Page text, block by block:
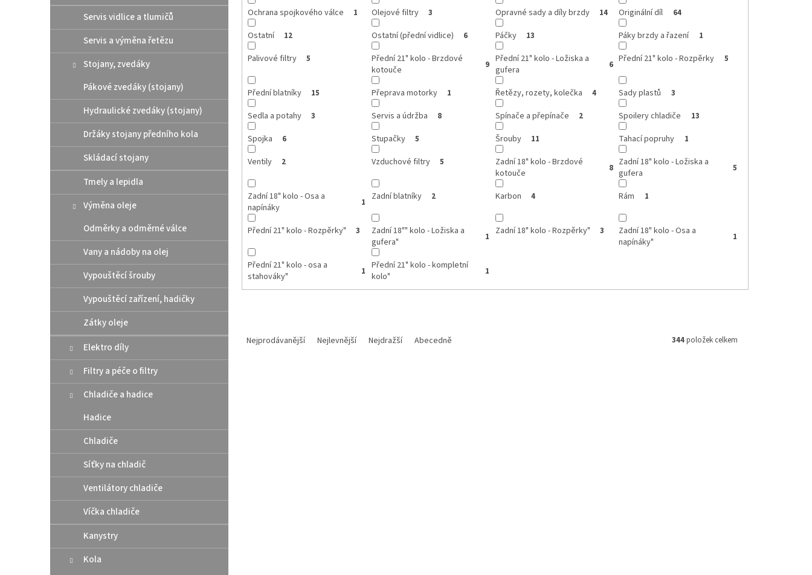
Servis vidlice a tlumičů
Servis a výměna řetězu
Stojany, zvedáky
Pákové zvedáky (stojany)
Hydraulické zvedáky (stojany)
Držáky stojany předního kola
Skládací stojany
Tmely a lepidla
Výměna oleje
Odměrky a odměrné válce
Vany a nádoby na olej
Vypouštěcí šrouby
Vypouštěcí zařízení, hadičky
Zátky oleje
Elektro díly
Filtry a péče o filtry
Chladiče a hadice
Hadice
Chladiče
Síťky na chladič
Ventilátory chladiče
Víčka chladiče
Kanystry
Kola
Ochrana spojkového válce 1 Olejové filtry 3 Opravné sady a díly brzdy 14 Originální díl 64
Ostatní 12 Ostatní (přední vidlice) 6 Páčky 13 Páky brzdy a řazení 1
Palivové filtry 5
Přední 21" kolo - Brzdové
kotouče
9 Přední 21" kolo - Ložiska a
gufera
6 Přední 21" kolo - Rozpěrky 5
Přední blatníky 15 Přeprava motorky 1 Řetězy, rozety, kolečka 4 Sady plastů 3
Sedla a potahy 3 Servis a údržba 8 Spínače a přepínače 2 Spoilery chladiče 13
Spojka 6 Stupačky 5 Šrouby 11 Tahací popruhy 1
Ventily 2 Vzduchové filtry 5
Zadní 18" kolo - Brzdové
kotouče
8 Zadní 18" kolo - Ložiska a
gufera
5
Zadní 18" kolo - Osa a
napínáky
1 Zadní blatníky 2 Karbon 4 Rám 1
Přední 21" kolo - Rozpěrky" 3
Zadní 18"" kolo - Ložiska a
gufera"
1 Zadní 18" kolo - Rozpěrky" 3
Zadní 18" kolo - Osa a
napínáky"
1
Přední 21" kolo - osa a
stahováky"
1
Přední 21" kolo - kompletní
kolo"
1
Nejprodávanější Nejlevnější Nejdražší Abecedně 344položek celkem